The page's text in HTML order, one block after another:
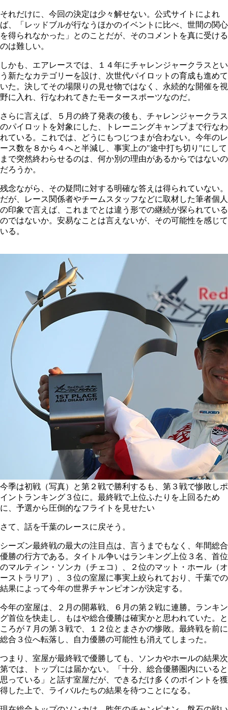
それだけに、今回の決定は少々解せない。公式サイトによれ
ば、「レッドブルが行なうほかのイベントに比べ、世間の関心
を得られなかった」とのことだが、そのコメントを真に受ける
のは難しい。
しかも、エアレースでは、１４年にチャレンジャークラスとい
う新たなカテゴリーを設け、次世代パイロットの育成も進めて
いた。決してその場限りの見せ物ではなく、永続的な開催を視
野に入れ、行なわれてきたモータースポーツなのだ。
さらに言えば、５月の終了発表の後も、チャレンジャークラス
のパイロットを対象にした、トレーニングキャンプまで行なわ
れている。これでは、どうにもつじつまが合わない。今年のレ
ース数を８から４へと半減し、事実上の"途中打ち切り"にして
まで突然終わらせるのは、何か別の理由があるからではないの
だろうか。
残念ながら、その疑問に対する明確な答えは得られていない。
だが、レース関係者やチームスタッフなどに取材した筆者個人
の印象で言えば、これまでとは違う形での継続が探られている
のではないか。安易なことは言えないが、その可能性を感じて
いる。
今季は初戦（写真）と第２戦で勝利するも、第３戦で惨敗しポ
イントランキング３位に。最終戦で上位ふたりを上回るため
に、予選から圧倒的なフライトを見せたい
さて、話を千葉のレースに戻そう。
シーズン最終戦の最大の注目点は、言うまでもなく、年間総合
優勝の行方である。タイトル争いはランキング上位３名、首位
のマルティン・ソンカ（チェコ）、２位のマット・ホール（オ
ーストラリア）、３位の室屋に事実上絞られており、千葉での
結果によって今年の世界チャンピオンが決定する。
今年の室屋は、２月の開幕戦、６月の第２戦に連勝。ランキン
グ首位を快走し、もはや総合優勝は確実かと思われていた。と
ころが７月の第３戦で、１２位とまさかの惨敗。最終戦を前に
総合３位へ転落し、自力優勝の可能性も消えてしまった。
つまり、室屋が最終戦で優勝しても、ソンカやホールの結果次
第では、トップには届かない。「十分、総合優勝圏内にいると
思っている」と話す室屋だが、できるだけ多くのポイントを獲
得した上で、ライバルたちの結果を待つことになる。